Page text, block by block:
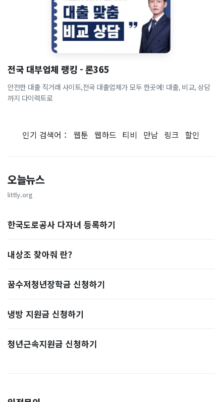
전국 대부업체 랭킹 - 론365
안전한 대출 직거래 사이트,전국 대출업체가 모두 한곳에! 대출, 비교, 상담
까지 다이렉트로
인기 검색어： 웹툰 웹하드 티비 만남 링크 할인
오늘뉴스
littly.org
한국도로공사 다자녀 등록하기
내상조 찾아줘 란?
꿈수저청년장학금 신청하기
냉방 지원금 신청하기
청년근속지원금 신청하기